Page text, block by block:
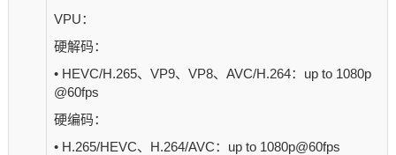
VPU：
硬解码：
• HEVC/H.265、VP9、VP8、AVC/H.264：up to 1080p
@60fps
硬编码：
• H.265/HEVC、H.264/AVC：up to 1080p@60fps